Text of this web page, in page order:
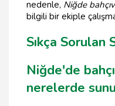
nedenle, Niğde
bilgili bir ekiple
Sıkça Sorulan
Niğde'de
nerelerde